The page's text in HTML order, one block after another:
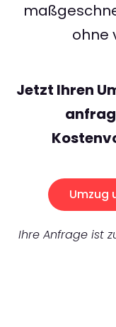
ohne
Jetzt Ihren
Umzug
Ihre Anfrage ist